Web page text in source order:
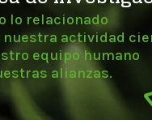
lo relacionado
nuestra actividad
equipo humano
alianzas.